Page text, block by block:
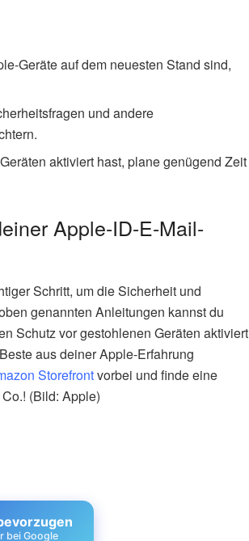
Geräte auf dem neuesten Stand sind,
und andere
aktiviert hast, plane genügend Zeit
Apple-ID-E-Mail-
Schritt, um die Sicherheit und
genannten Anleitungen kannst du
Schutz vor gestohlenen Geräten aktiviert
aus deiner Apple-Erfahrung
Storefrontvorbei und finde eine
(Bild: Apple)
bei Google